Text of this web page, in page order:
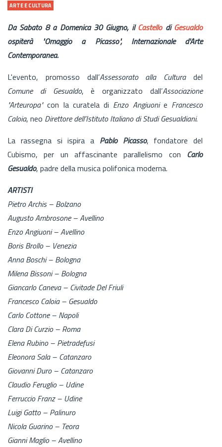
ARTE E CULTURA
Da Sabato 8 a Domenica 30 Giugno, ilCastellodiGesualdo
ospiterà "Omaggio a Picasso", Internazionale d'Arte
Contemporanea.
L'evento, promosso dall’Assessorato alla Culturadel
Comune di Gesualdo, è organizzato dall’Associazione
"Arteuropa"con la curatela di Enzo Angiuoni e Francesco
Caloia, neo Direttore dell’Istituto Italiano di Studi Gesualdiani.
La rassegna si ispira a Pablo Picasso, fondatore del
Cubismo, per un affascinante parallelismo con Carlo
Gesualdo, padre della musica polifonica moderna.
ARTISTI
Pietro Archis – Bolzano
Augusto Ambrosone – Avellino
Enzo Angiuoni – Avellino
Boris Brollo – Venezia
Anna Boschi – Bologna
Milena Bissoni – Bologna
Giancarlo Caneva – Civitade Del Friuli
Francesco Caloia – Gesualdo
Carlo Cottone – Napoli
Clara Di Curzio – Roma
Elena Rubino – Pietradefusi
Eleonora Sala – Catanzaro
Giovanni Duro – Catanzaro
Claudio Feruglio – Udine
Ferruccio Franz – Udine
Luigi Gatto – Palinuro
Nicola Guarino – Teora
Gianni Maglio – Avellino